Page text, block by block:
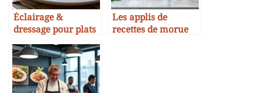
Éclairage &
dressage pour plats
de morue
Les applis de
recettes de morue